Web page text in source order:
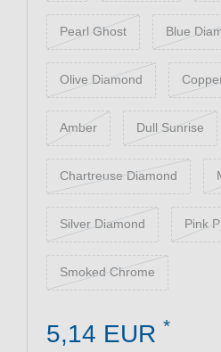
Pearl Ghost Blue
Olive Diamond
Amber Dull Sunrise
Chartreuse Diamond
Silver Diamond Pink
Smoked Chrome
5,14 EUR *